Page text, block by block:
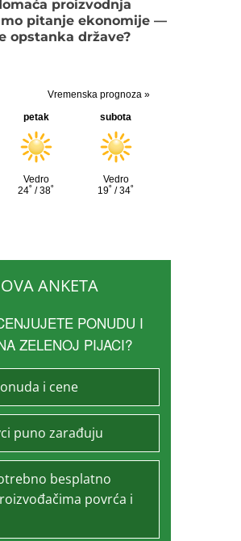
proizvodnja
pitanje ekonomije —
opstanka države?
ANKETA
PONUDU I
ZELENOJ PIJACI?
i cene
puno zarađuju
besplatno
povrća i